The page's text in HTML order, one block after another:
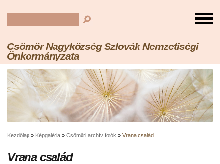
Csömör Nagyközség Szlovák Nemzetiségi
Önkormányzata
Kezdőlap » Képgaléria » Csömöri archív fotók » Vrana család
Vrana család